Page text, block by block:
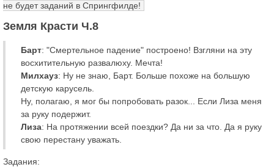
не будет заданий в Спрингфилде!
Земля Красти Ч.8
Барт: "Смертельное падение" построено! Взгляни на эту
восхитительную развалюху. Мечта!
Милхауз: Ну не знаю, Барт. Больше похоже на большую
детскую карусель.
Ну, полагаю, я мог бы попробовать разок... Если Лиза меня
за руку подержит.
Лиза: На протяжении всей поездки? Да ни за что. Да я руку
свою перестану уважать.
Задания: